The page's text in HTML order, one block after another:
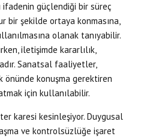
ifadenin güçlendiği bir süreç
bir şekilde ortaya konmasına,
olanak tanıyabilir.
iletişimde kararlılık,
Sanatsal faaliyetler,
konuşma gerektiren
için kullanılabilir.
karesi kesinleşiyor. Duygusal
ve kontrolsüzlüğe işaret